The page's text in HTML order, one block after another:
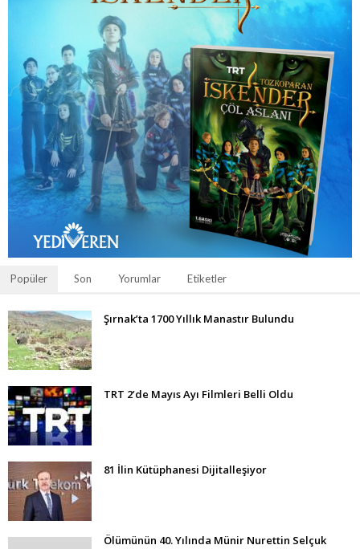
Popüler Son Yorumlar Etiketler
Şırnak’ta 1700 Yıllık Manastır Bulundu
TRT 2’de Mayıs Ayı Filmleri Belli Oldu
81 İlin Kütüphanesi Dijitalleşiyor
Ölümünün 40. Yılında Münir Nurettin Selçuk